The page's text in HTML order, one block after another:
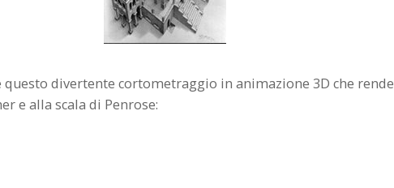
questo divertente cortometraggio in animazione 3D che rende
e alla scala di Penrose: